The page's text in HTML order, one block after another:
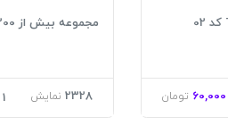
60,000 تومان
مجموعه بیش از 1200 بازی کامپیوتری
2328 نمایش 1